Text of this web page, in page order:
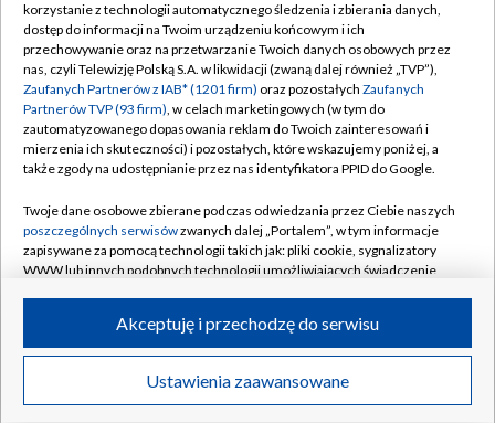
TVP
Abonament TVP
Emisja w TVP
Centrum informacji TVP
Naziemna Telewizja Cyfrowa
Rada Programowa
System NOS
Informacje o nadawcy
Program dla prasy
Ogłoszenie przetargowe
Regulamin TVP
Polityka prywatności
Moje zgody
Pomoc
Kontakt
Kanały
©2026 Telewizja Polska S.A. w likwidacji
korzystanie z technologii automatycznego śledzenia i zbierania danych,
dostęp do informacji na Twoim urządzeniu końcowym i ich
przechowywanie oraz na przetwarzanie Twoich danych osobowych przez
nas, czyli Telewizję Polską S.A. w likwidacji (zwaną dalej również „TVP”),
Zaufanych Partnerów z IAB* (1201 firm) oraz pozostałych Zaufanych
Partnerów TVP (93 firm), w celach marketingowych (w tym do
zautomatyzowanego dopasowania reklam do Twoich zainteresowań i
mierzenia ich skuteczności) i pozostałych, które wskazujemy poniżej, a
także zgody na udostępnianie przez nas identyfikatora PPID do Google.
Twoje dane osobowe zbierane podczas odwiedzania przez Ciebie naszych
poszczególnych serwisówzwanych dalej „Portalem”, w tym informacje
zapisywane za pomocą technologii takich jak: pliki cookie, sygnalizatory
WWW lub innych podobnych technologii umożliwiających świadczenie
ruchu w Internecie.
Twoje dane osobowe zbierane podczas odwiedzania przez Ciebie
poszczególnych serwisówna Portalu, takie jak adresy IP, identyfikatory
Ustawienia zaawansowane
Akceptuję i przechodzę do serwisu